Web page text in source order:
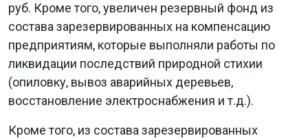
руб. Кроме того, увеличен резервный фонд из
состава зарезервированных на компенсацию
предприятиям, которые выполняли работы по
ликвидации последствий природной стихии
(опиловку, вывоз аварийных деревьев,
восстановление электроснабжения и т.д.).
Кроме того, из состава зарезервированных